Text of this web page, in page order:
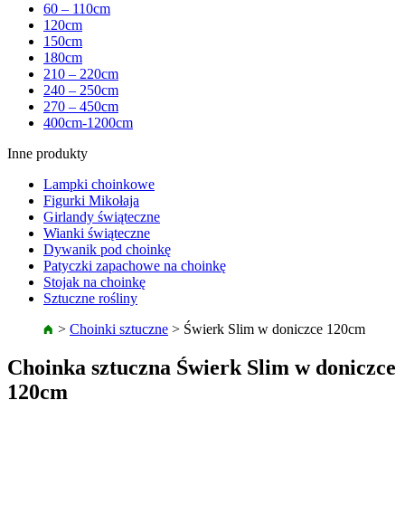
60 – 110cm
120cm
150cm
180cm
210 – 220cm
240 – 250cm
270 – 450cm
400cm-1200cm
Inne produkty
Lampki choinkowe
Figurki Mikołaja
Girlandy świąteczne
Wianki świąteczne
Dywanik pod choinkę
Patyczki zapachowe na choinkę
Stojak na choinkę
Sztuczne rośliny
> Choinki sztuczne > Świerk Slim w doniczce 120cm
Choinka sztuczna Świerk Slim w doniczce
120cm